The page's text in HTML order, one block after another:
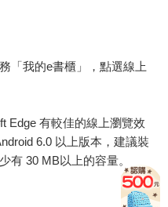
「我的e書櫃」，點選線上
Edge 有較佳的線上瀏覽效
6.0 以上版本，建議裝
有 30 MB以上的容量。